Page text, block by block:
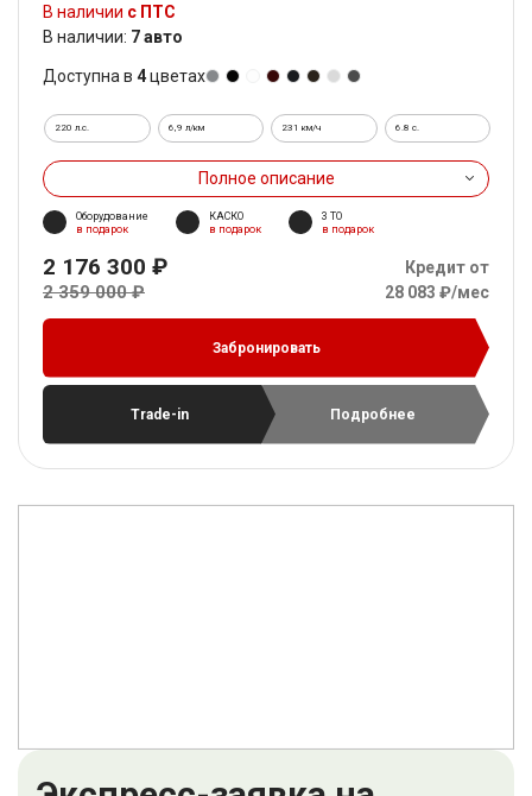
В наличии с ПТС
В наличии: 7 авто
Доступна в 4цветах
220 л.с. 6,9 л/км 231 км/ч 6.8 c.
Полное описание
Оборудование
в подарок
КАСКО
в подарок
3 ТО
в подарок
2 176 300 ₽
2 359 000 ₽
Кредит от
28 083 ₽/мес
Забронировать
Trade-in Подробнее